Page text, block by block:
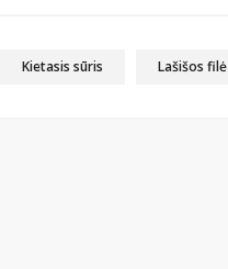
Kietasis sūris Lašišos filė